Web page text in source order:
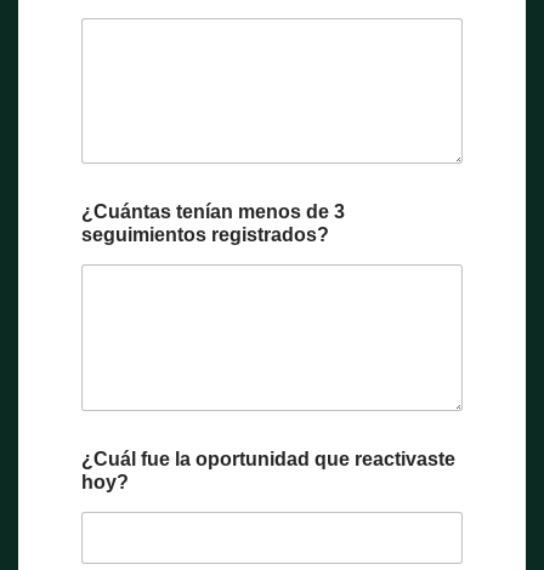
¿Cuántas tenían menos de 3
seguimientos registrados?
¿Cuál fue la oportunidad que reactivaste
hoy?